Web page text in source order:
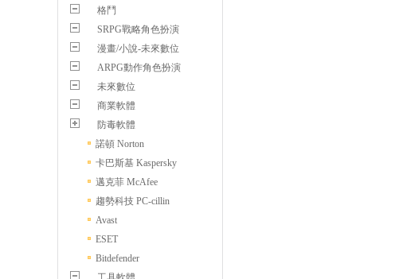
格鬥
SRPG戰略角色扮演
漫畫/小說-未來數位
ARPG動作角色扮演
未來數位
商業軟體
防毒軟體
諾頓 Norton
卡巴斯基 Kaspersky
邁克菲 McAfee
趨勢科技 PC-cillin
Avast
ESET
Bitdefender